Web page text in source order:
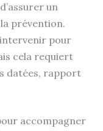
un
prévention.
intervenir pour
cela requiert
datées, rapport
accompagner